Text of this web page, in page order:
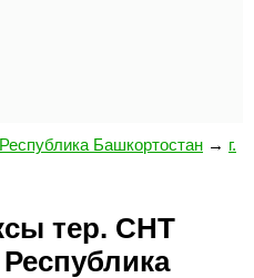
Республика Башкортостан → г.
тер. СНТ